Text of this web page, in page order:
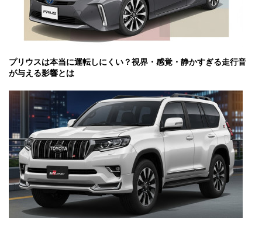
プリウスは本当に運転しにくい？視界・感覚・静かすぎる走行音
が与える影響とは